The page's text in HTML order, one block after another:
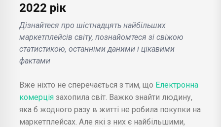
2022 рік
Дізнайтеся про шістнадцять найбільших
маркетплейсів світу, познайомтеся зі свіжою
статистикою, останніми даними і цікавими
фактами
Вже ніхто не сперечається з тим, що Електронна
комерція захопила світ. Важко знайти людину,
яка б жодного разу в житті не робила покупки на
маркетплейсах. Але які з них є найбільшими,